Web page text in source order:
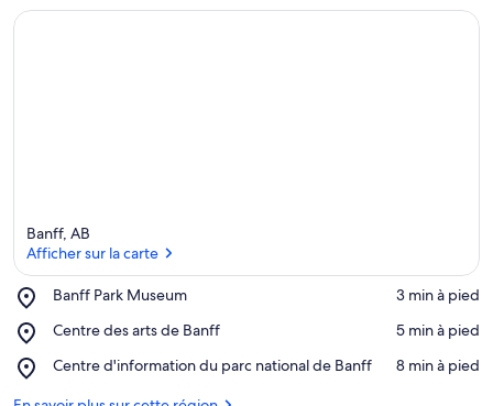
Banff, AB
Afficher sur la carte
Banff Park Museum
Place,
Park
‪3 min à pied‬
Centre des arts de Banff
Place,
des
‪5 min à pied‬
Centre d'information du parc national de Banff
Place,
‪8 min à pied‬